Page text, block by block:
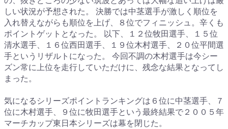
しい状況が予想された。 決勝では中茎選手が激しく順位を
入れ替えながらも順位を上げ、８位でフィニッシュ。辛くも
ポイントゲットとなった。 以下、１２位牧田選手、１５位
清水選手、１６位西田選手、１９位木村選手、２０位平間選
手というリザルトになった。 今回不調の木村選手は今シー
ズン常に上位を走行していただけに、残念な結果となってし
まった。
気になるシリーズポイントランキングは６位に中茎選手、７
位に木村選手、９位に牧田選手という最終結果で２００５年
マーチカップ東日本シリーズは幕を閉じた。